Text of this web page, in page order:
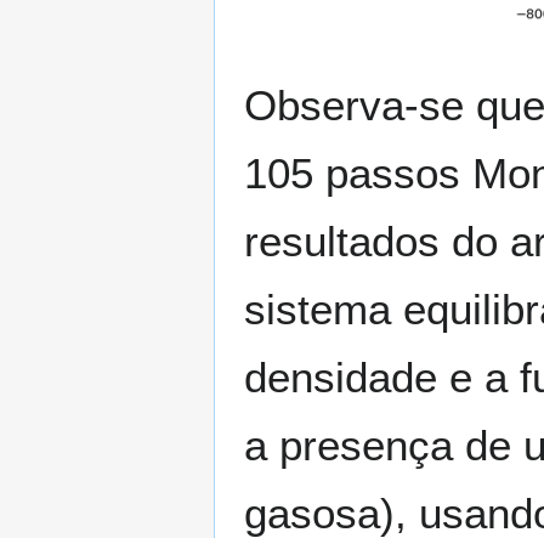
Observa-se
105 passos
resultados do
sistema
densidade e a
a presença de
gasosa),